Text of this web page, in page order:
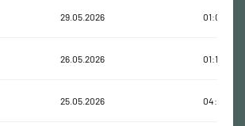
29.05.2026 01:02:08
26.05.2026 01:10:20
25.05.2026 04:52:54